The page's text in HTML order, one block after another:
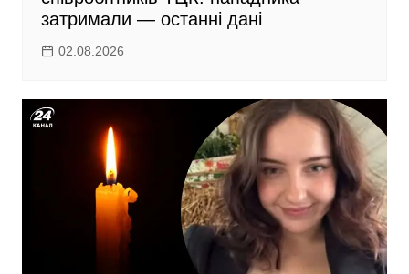
затримали — останні дані
02.08.2026